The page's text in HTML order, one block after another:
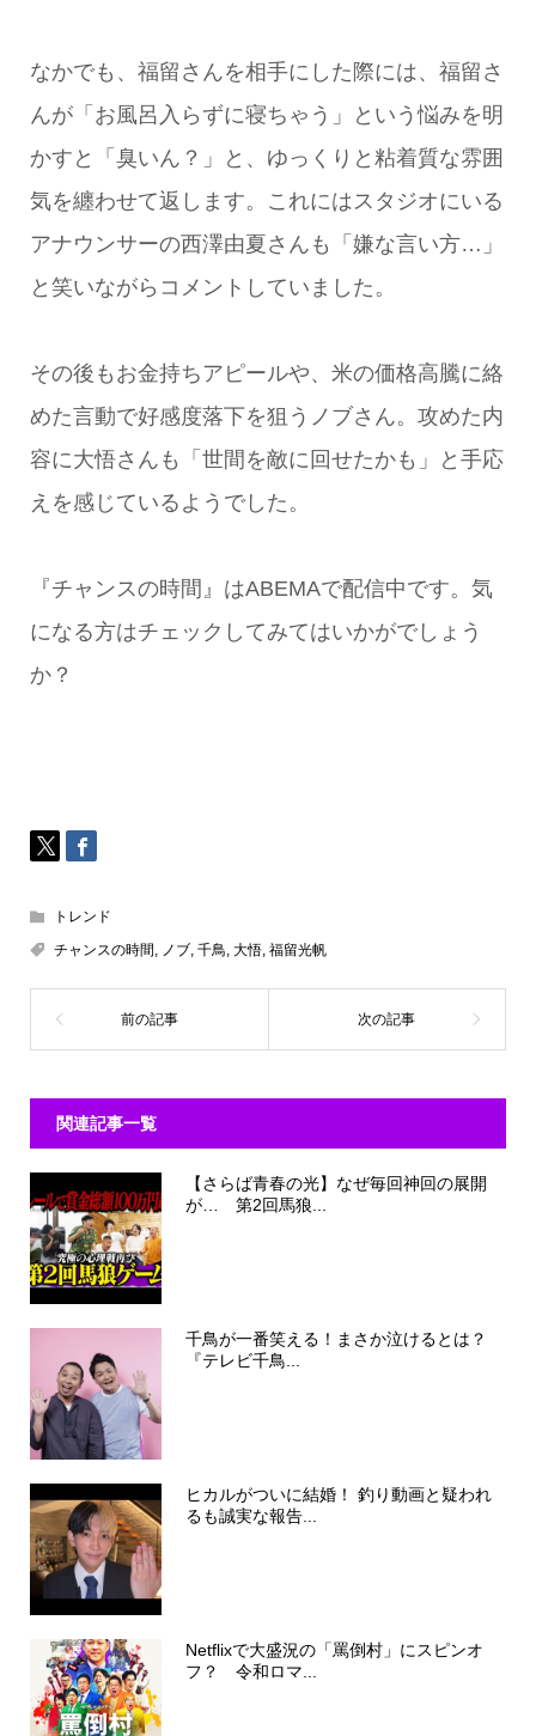
なかでも、福留さんを相手にした際には、福留さ
んが「お風呂入らずに寝ちゃう」という悩みを明
かすと「臭いん？」と、ゆっくりと粘着質な雰囲
気を纏わせて返します。これにはスタジオにいる
アナウンサーの西澤由夏さんも「嫌な言い方…」
と笑いながらコメントしていました。
その後もお金持ちアピールや、米の価格高騰に絡
めた言動で好感度落下を狙うノブさん。攻めた内
容に大悟さんも「世間を敵に回せたかも」と手応
えを感じているようでした。
『チャンスの時間』はABEMAで配信中です。気
になる方はチェックしてみてはいかがでしょう
か？
トレンド
チャンスの時間, ノブ, 千鳥, 大悟, 福留光帆
関連記事一覧
【さらば青春の光】なぜ毎回神回の展開
が… 第2回馬狼...
千鳥が一番笑える！まさか泣けるとは？
『テレビ千鳥...
ヒカルがついに結婚！ 釣り動画と疑われ
るも誠実な報告...
Netflixで大盛況の「罵倒村」にスピンオ
フ？ 令和ロマ...